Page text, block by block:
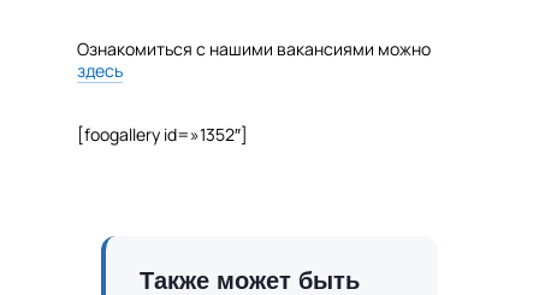
Ознакомиться с нашими вакансиями можно
здесь
[foogallery id=»1352″]
Также может быть